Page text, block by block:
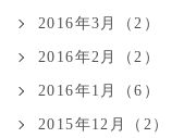
2016年3月（2）
2016年2月（2）
2016年1月（6）
2015年12月（2）